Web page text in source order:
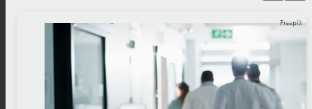
Freepik